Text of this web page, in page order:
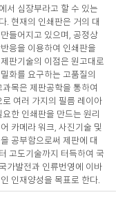
서 심장부라고 할 수 있는
. 현재의 인쇄판은 거의 대
들어지고 있으며, 공정상
응을 이용하여 인쇄판을
판기술의 이점은 원고대로
화를 요구하는 고품질의
목은 제판공학을 통하여
여러 가지의 필름 레이아
한 인쇄판을 만드는 원리
카메라 워크, 사진기술 및
공부함으로써 제판에 대
고도기술까지 터득하여 국
가발전과 인류번영에 이바
인재양성을 목표로 한다.